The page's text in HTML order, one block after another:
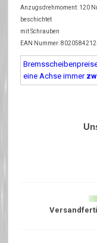
Anzugsdrehmoment: 120
beschichtet
mit Schrauben
EAN Nummer:
eine Achse immer